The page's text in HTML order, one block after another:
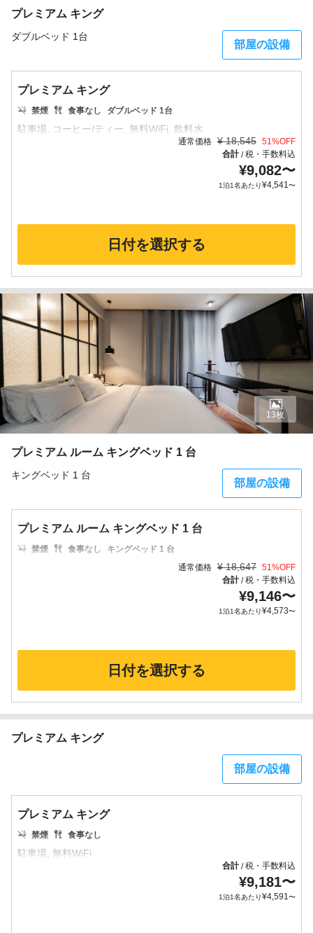
プレミアム キング
ダブルベッド 1台
部屋の設備
プレミアム キング
禁煙 食事なし ダブルベッド 1台
通常価格 ¥ 18,545 51%OFF
合計/税・手数料込
¥9,082〜
1泊1名あたり¥4,541〜
日付を選択する
プレミアム ルーム キングベッド 1 台
キングベッド 1 台
部屋の設備
13枚
プレミアム ルーム キングベッド 1 台
禁煙 食事なし
キングベッド 1 台
通常価格 ¥ 18,647 51%OFF
合計/税・手数料込
¥9,146〜
1泊1名あたり¥4,573〜
日付を選択する
プレミアム キング
部屋の設備
プレミアム キング
禁煙 食事なし
合計/税・手数料込
¥9,181〜
1泊1名あたり¥4,591〜